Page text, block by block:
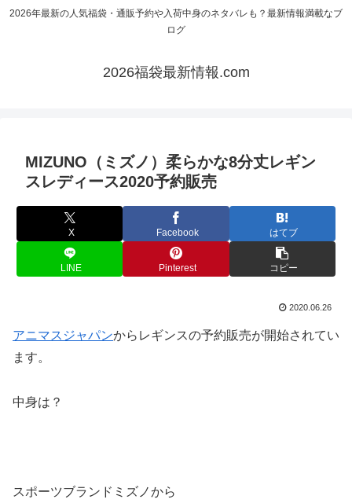
2026年最新の人気福袋・通販予約や入荷中身のネタバレも？最新情報満載なブ
ログ
2026福袋最新情報.com
MIZUNO（ミズノ）柔らかな8分丈レギン
スレディース2020予約販売
X Facebook はてブ
LINE Pinterest コピー
2020.06.26
アニマスジャパンからレギンスの予約販売が開始されてい
ます。
中身は？
スポーツブランドミズノから